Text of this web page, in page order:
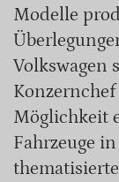
Modelle
Volkswagen
Möglichkeit
Fahrzeuge